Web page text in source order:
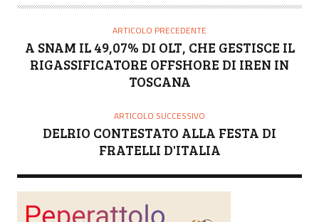
ARTICOLO PRECEDENTE
A SNAM IL 49,07% DI OLT, CHE GESTISCE IL
RIGASSIFICATORE OFFSHORE DI IREN IN
TOSCANA
ARTICOLO SUCCESSIVO
DELRIO CONTESTATO ALLA FESTA DI
FRATELLI D'ITALIA